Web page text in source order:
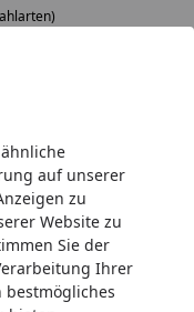
auf unserer
zu
Website zu
Sie der
Ihrer
bestmögliches
Pultdach/Flachdach
303Bx für